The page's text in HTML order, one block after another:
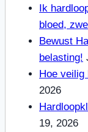
Ik
bloed,
Bewust
belasting!
Hoe
2026
19, 2026